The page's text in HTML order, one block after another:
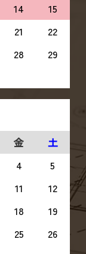
14
15
21
22
28
29
金
土
4
5
11
12
18
19
25
26